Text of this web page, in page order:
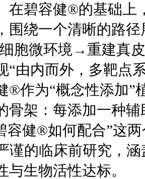
在碧容健®的基础上
围绕一个清晰的路
胞微环境→重建真
“由内而外，多靶点
®作为“概念性添加”
骨架：每添加一种
容健®如何配合”这
谨的临床前研究，
与生物活性达标。